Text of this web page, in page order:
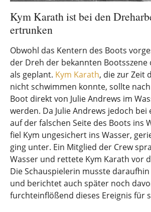
Kym Karath ist bei den
ertrunken
Obwohl das Kentern des Boots
der Dreh der bekannten Bootsszene
als geplant. Kym Karath, die zur Zeit
nicht schwimmen konnte, sollte
Boot direkt von Julie Andrews im
werden. Da Julie Andrews jedoch bei
auf der falschen Seite des Boots ins
fiel Kym ungesichert ins Wasser,
ging unter. Ein Mitglied der Crew
Wasser und rettete Kym Karath vor
Die Schauspielerin musste
und berichtet auch später noch
furchteinflößend dieses Ereignis für